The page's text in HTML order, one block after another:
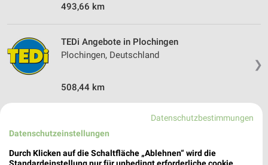
493,66 km
❯
TEDi Angebote in Plochingen
Plochingen, Deutschland
508,44 km
Datenschutzbestimmungen
Datenschutzeinstellungen
Durch Klicken auf die Schaltfläche „Ablehnen“ wird die
Standardeinstellung nur für unbedingt erforderliche cookie